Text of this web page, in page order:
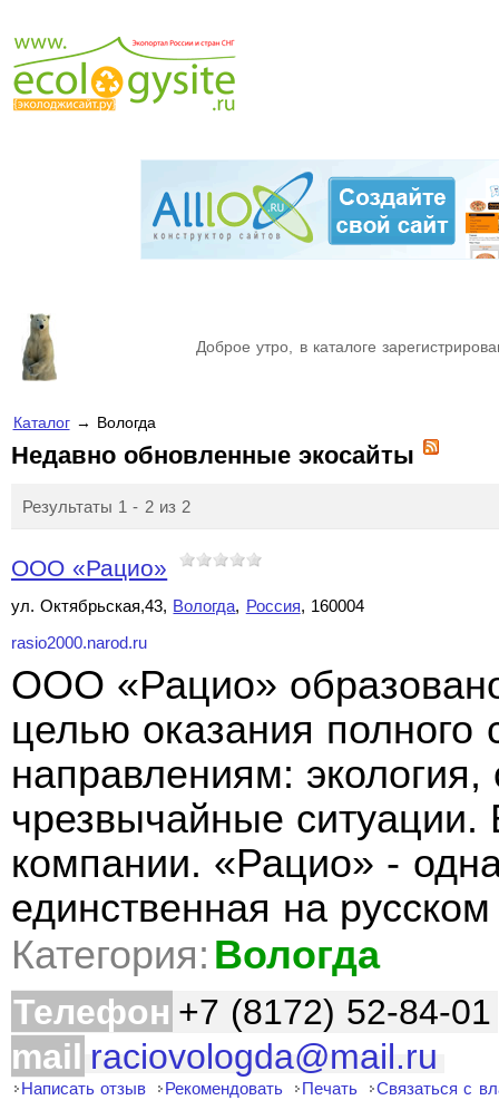
Доброе утро, в каталоге
Каталог→ Вологда
Недавно обновленные экосайты
Результаты 1 - 2 из 2
ООО «Рацио»
ул. Октябрьская,43, Вологда, Россия, 160004
rasio2000.narod.ru
ООО «Рацио»
целью оказания полного
направлениям: экология,
чрезвычайные ситуации.
компании. «Рацио» -
единственная на
Категория: Вологда
Телефон +7 (8172) 52-84-01
mail raciovologda@mail.ru
Написать отзыв Рекомендовать Печать Связаться с